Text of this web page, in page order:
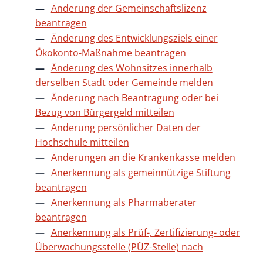
Änderung der Gemeinschaftslizenz
beantragen
Änderung des Entwicklungsziels einer
Ökokonto-Maßnahme beantragen
Änderung des Wohnsitzes innerhalb
derselben Stadt oder Gemeinde melden
Änderung nach Beantragung oder bei
Bezug von Bürgergeld mitteilen
Änderung persönlicher Daten der
Hochschule mitteilen
Änderungen an die Krankenkasse melden
Anerkennung als gemeinnützige Stiftung
beantragen
Anerkennung als Pharmaberater
beantragen
Anerkennung als Prüf-, Zertifizierung- oder
Überwachungsstelle (PÜZ-Stelle) nach